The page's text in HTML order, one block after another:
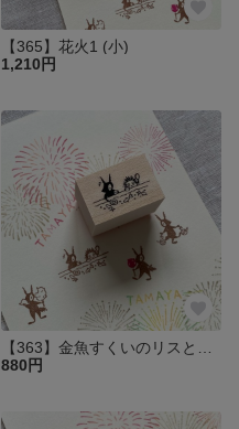
【365】花火1 (小)
1,210円
880円